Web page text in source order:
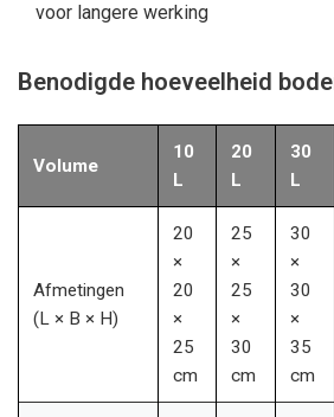
voor langere werking
Benodigde hoeveelheid
Volume
10
L
20
L
30
L
Afmetingen
(L × B × H)
20
×
20
×
25
cm
25
×
25
×
30
cm
30
×
30
×
35
cm